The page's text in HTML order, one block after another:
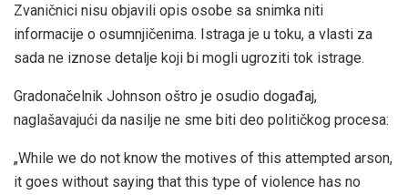
Zvaničnici nisu objavili opis osobe sa snimka niti
informacije o osumnjičenima. Istraga je u toku, a vlasti za
sada ne iznose detalje koji bi mogli ugroziti tok istrage.
Gradonačelnik Johnson oštro je osudio događaj,
naglašavajući da nasilje ne sme biti deo političkog procesa:
„While we do not know the motives of this attempted arson,
it goes without saying that this type of violence has no